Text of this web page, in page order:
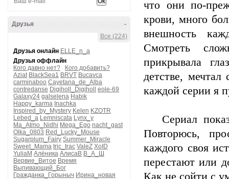
-
Друзья
Все (224)
Друзья онлайн ELLE_n_a
Друзья оффлайн
Кого давно нет?
Кого добавить?
Aziat BlackSea1 BRVT Bucavca
carminaboo Cayetana_de_Alba
contredanse Digiholl_Digiholl
eole-69
Galaxy24 galselena Habik
Happy_karma Inachka
Inspired_by_Mystery Kelen KZOTR
Lebed_a Lemniscata Lynx_y
Ma_Atmo_Nidhi Mega_Ego nacht_gast
Olka_0803 Red_Lucky_Mouse
Sugarplum_Fairy Summer_Miracle
Sweet_Mama tric_trac ValeZ XoID
YuliaM Алёника АлисаВ В_А_Ш
Вервие_Витое Время
Выпивающий_Бог
Гражданка_Горыныч Ирина_новая
что они по-
крови, много
внешность
Смотреть
прикрывала
детстве,
каждой серии я
Сериал
Повторюсь,
каждого своя
перестают или
Как не сойти с